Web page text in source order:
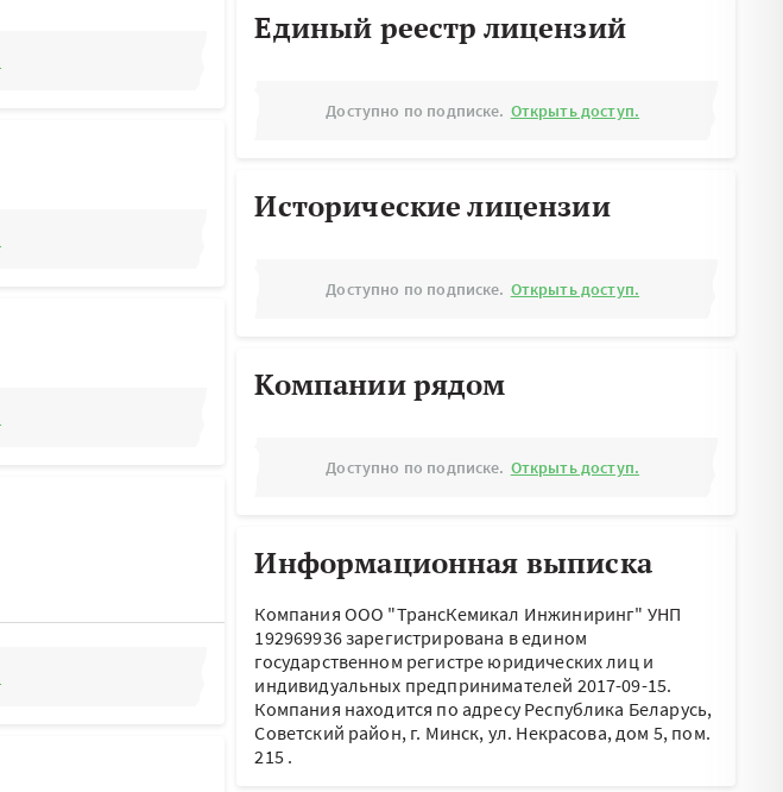
Единый реестр лицензий
Доступно по подписке. Открыть доступ.
Исторические лицензии
Доступно по подписке. Открыть доступ.
Компании рядом
Доступно по подписке. Открыть доступ.
Информационная выписка
Компания ООО "ТрансКемикал Инжиниринг" УНП
192969936 зарегистрирована в едином
государственном регистре юридических лиц и
индивидуальных предпринимателей 2017-09-15.
Компания находится по адресуРеспублика Беларусь,
Советский район, г. Минск, ул. Некрасова, дом 5, пом.
215.